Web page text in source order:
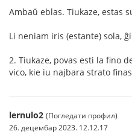
Ambaŭ eblas. Tiukaze, estas
Li neniam iris (estante) sola,
2. Tiukaze, povas esti la fino
vico, kie iu najbara strato
lernulo2 (Погледати профил)
26. децембар 2023. 12.12.17